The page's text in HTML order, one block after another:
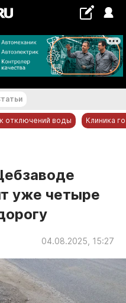
°С
отключений воды Клиника
уже четыре
04.08.2025, 15:27